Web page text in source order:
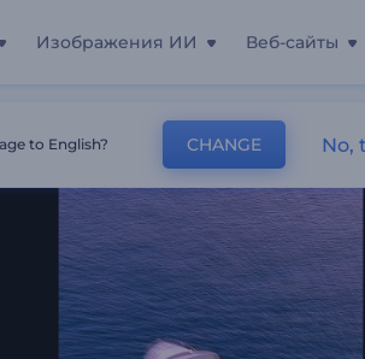
Изображения ИИ Веб-сайты
Динамичных Путешествий
to English? CHANGE No,